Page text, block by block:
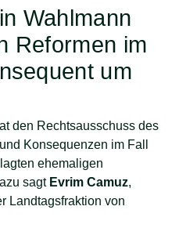
Wahlmann
Reformen im
um
den Rechtsausschuss des
Konsequenzen im Fall
ehemaligen
sagt Evrim Camuz,
Landtagsfraktion von